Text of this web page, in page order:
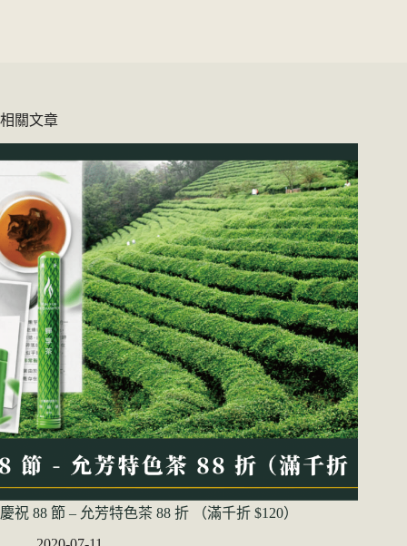
相關文章
慶祝 88 節 – 允芳特色茶 88 折 （滿千折 $120）